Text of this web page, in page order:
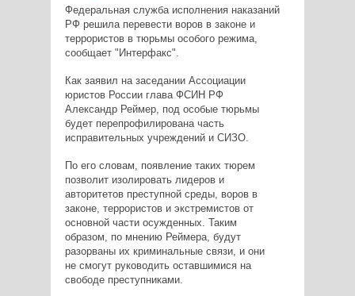
Федеральная служба исполнения наказаний
РФ решила перевести воров в законе и
террористов в тюрьмы особого режима,
сообщает "Интерфакс".
Как заявил на заседании Ассоциации
юристов России глава ФСИН РФ
Александр Реймер, под особые тюрьмы
будет перепрофилирована часть
исправительных учреждений и СИЗО.
По его словам, появление таких тюрем
позволит изолировать лидеров и
авторитетов преступной среды, воров в
законе, террористов и экстремистов от
основной части осужденных. Таким
образом, по мнению Реймера, будут
разорваны их криминальные связи, и они
не смогут руководить оставшимися на
свободе преступниками.